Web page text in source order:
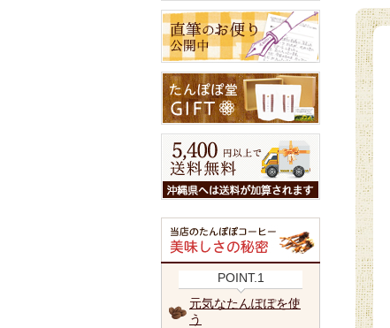
POINT.1
元気なたんぽぽを使
う